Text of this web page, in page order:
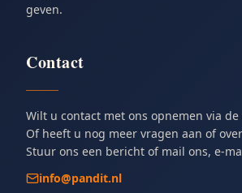
geven.
Contact
Wilt u contact met ons opnemen via de
Of heeft u nog meer vragen aan of
Stuur ons een bericht of mail ons, e-
info@pandit.nl